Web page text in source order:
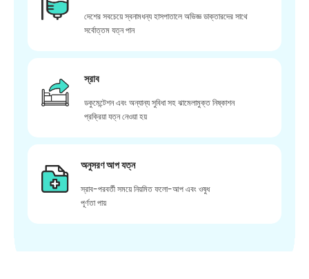
দেশের সবচেয়ে স্বনামধন্য হাসপাতালে অভিজ্ঞ ডাক্তারদের সাথে
সর্বোত্তম যত্ন পান
স্রাব
ডকুমেন্টেশন এবং অন্যান্য সুবিধা সহ ঝামেলামুক্ত নিষ্কাশন
প্রক্রিয়া যত্ন নেওয়া হয়
অনুসরণ আপ যত্ন
স্রাব-পরবর্তী সময়ে নিয়মিত ফলো-আপ এবং ওষুধ
পূর্ণতা পায়